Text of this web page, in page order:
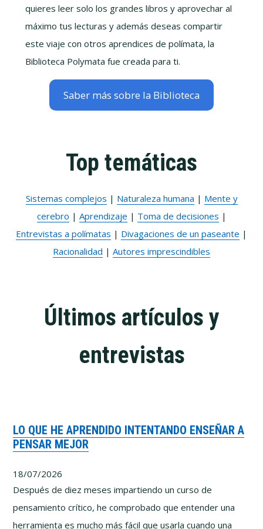
quieres leer solo los grandes libros y aprovechar al
máximo tus lecturas y además deseas compartir
este viaje con otros aprendices de polímata, la
Biblioteca Polymata fue creada para ti.
Saber más sobre la Biblioteca
Top temáticas
Sistemas complejos | Naturaleza humana | Mente y
cerebro | Aprendizaje | Toma de decisiones |
Entrevistas a polímatas | Divagaciones de un paseante |
Racionalidad | Autores imprescindibles
Últimos artículos y
entrevistas
LO QUE HE APRENDIDO INTENTANDO ENSEÑAR A
PENSAR MEJOR
18/07/2026
Después de diez meses impartiendo un curso de
pensamiento crítico, he comprobado que entender una
herramienta es mucho más fácil que usarla cuando una